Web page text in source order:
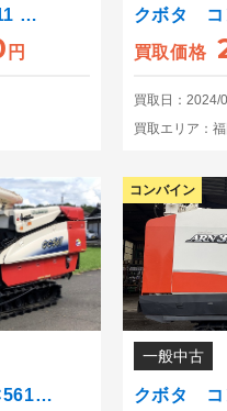
…
円
クボタ
買取価格
買取日：2024/
買取エリア：
コンバイン
一般中古
クボタ